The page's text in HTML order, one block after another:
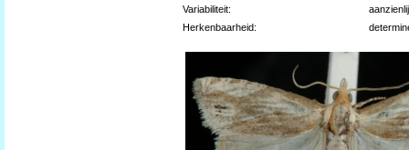
Variabiliteit:
Herkenbaarheid: